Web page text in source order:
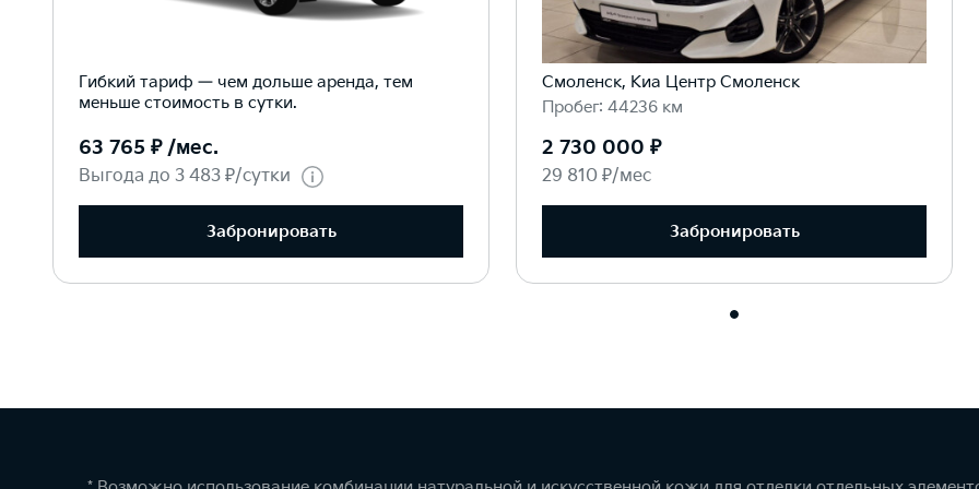
Гибкий тариф — чем дольше аренда, тем
меньше стоимость в сутки.
63 765 ₽ /мес.
Выгода до 3 483 ₽/сутки
Забронировать
Смоленск, Киа Центр Смоленск
Пробег: 44236 км
2 730 000 ₽
29 810 ₽/мес
Забронировать